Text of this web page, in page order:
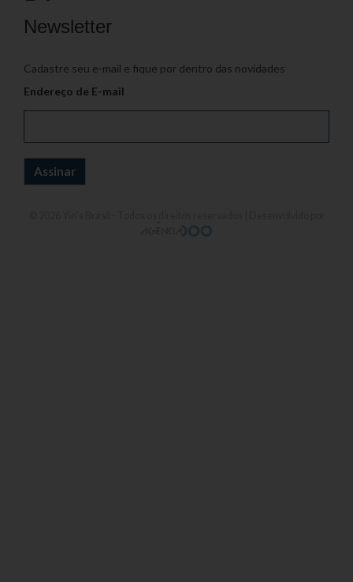
Newsletter
Cadastre seu e-mail e fique por dentro das novidades
Endereço de E-mail